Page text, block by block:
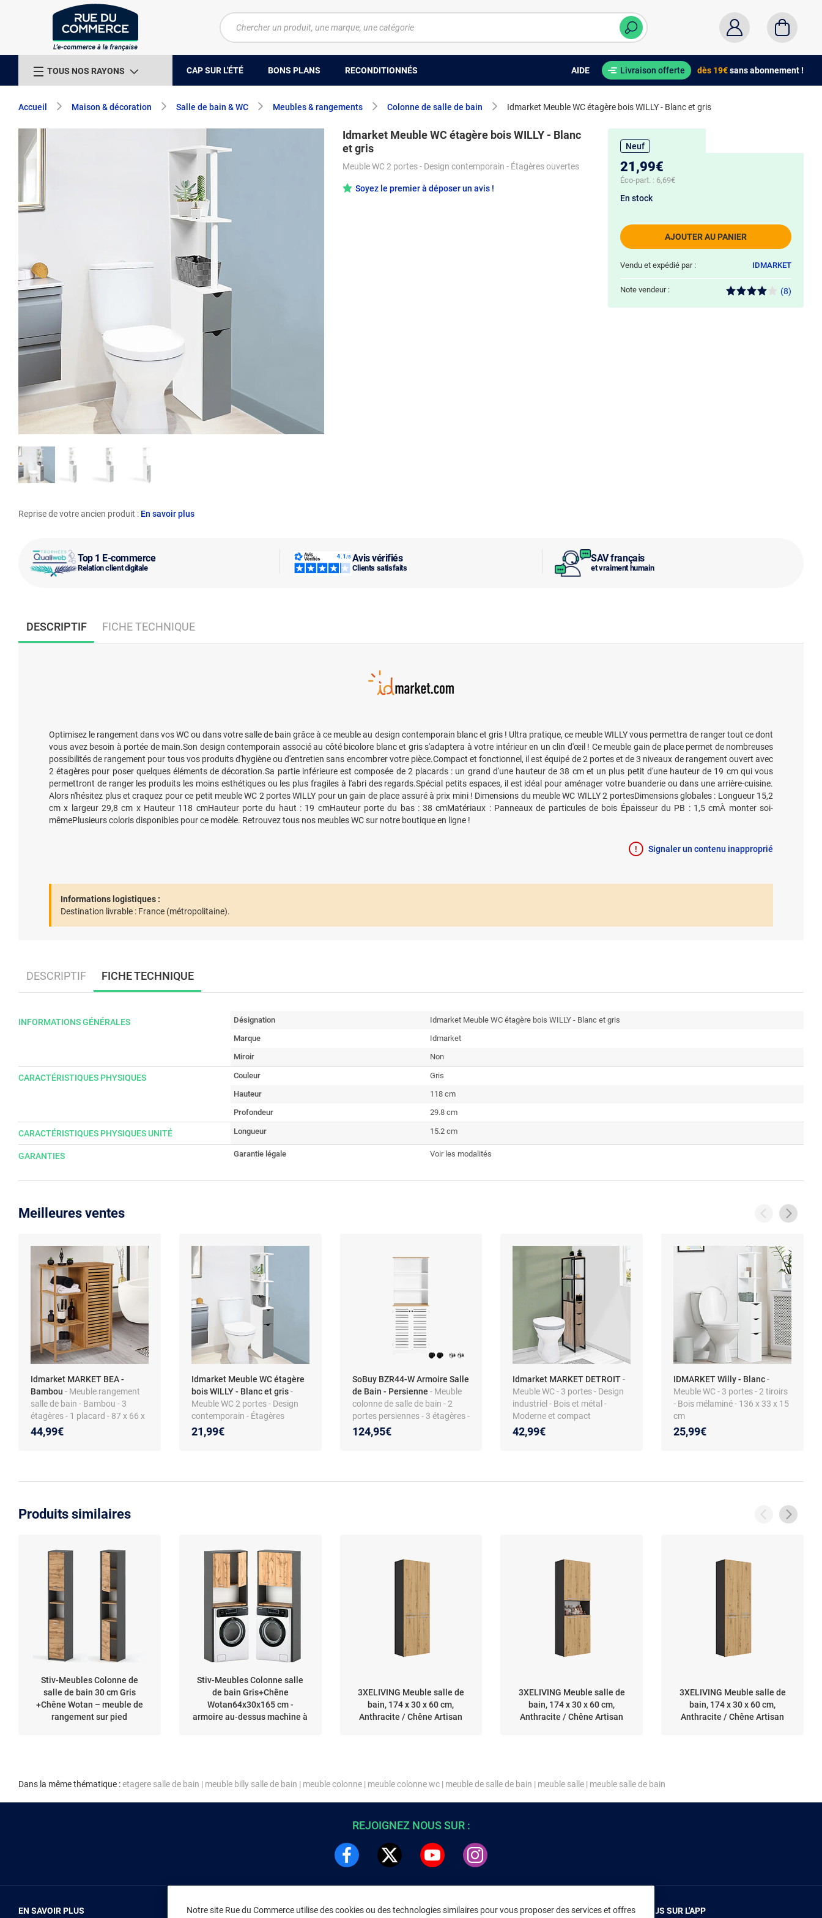
TOUS NOS RAYONS CAP SUR L'ÉTÉ BONS PLANS RECONDITIONNÉS AIDE Livraison offerte dès 19€sans abonnement !
Accueil Maison & décoration Salle de bain & WC Meubles & rangements Colonne de salle de bain Idmarket Meuble WC étagère bois WILLY - Blanc et gris
Top 1 E-commerce
Relation client digitale
Avis vérifiés
Clients satisfaits
SAV français
et vraiment humain
Reprise de votre ancien produit : En savoir plus
Idmarket Meuble WC étagère bois WILLY - Blanc
et gris
Meuble WC 2 portes - Design contemporain - Étagères ouvertes
Soyez le premier à déposer un avis !
Neuf
21,99€
Éco-part. : 6,69€
AJOUTER AU PANIER
En stock
Vendu et expédié par : IDMARKET
Note vendeur : (8)
DESCRIPTIF FICHE TECHNIQUE
Optimisez le rangement dans vos WC ou dans votre salle de bain grâce à ce meuble au design contemporain blanc et gris ! Ultra pratique, ce meuble WILLY vous permettra de ranger tout ce dont
vous avez besoin à portée de main.Son design contemporain associé au côté bicolore blanc et gris s'adaptera à votre intérieur en un clin d'œil ! Ce meuble gain de place permet de nombreuses
possibilités de rangement pour tous vos produits d'hygiène ou d'entretien sans encombrer votre pièce.Compact et fonctionnel, il est équipé de 2 portes et de 3 niveaux de rangement ouvert avec
2 étagères pour poser quelques éléments de décoration.Sa partie inférieure est composée de 2 placards : un grand d'une hauteur de 38 cm et un plus petit d'une hauteur de 19 cm qui vous
permettront de ranger les produits les moins esthétiques ou les plus fragiles à l'abri des regards.Spécial petits espaces, il est idéal pour aménager votre buanderie ou dans une arrière-cuisine.
Alors n'hésitez plus et craquez pour ce petit meuble WC 2 portes WILLY pour un gain de place assuré à prix mini ! Dimensions du meuble WC WILLY 2 portesDimensions globales : Longueur 15,2
cm x largeur 29,8 cm x Hauteur 118 cmHauteur porte du haut : 19 cmHauteur porte du bas : 38 cmMatériaux : Panneaux de particules de bois Épaisseur du PB : 1,5 cmÀ monter soi-
mêmePlusieurs coloris disponibles pour ce modèle. Retrouvez tous nos meubles WC sur notre boutique en ligne !
Signaler un contenu inapproprié
Informations logistiques :
Destination livrable : France (métropolitaine).
DESCRIPTIF FICHE TECHNIQUE
INFORMATIONS GÉNÉRALES Désignation
Idmarket Meuble WC étagère bois WILLY - Blanc et gris
Marque
Idmarket
Miroir
Non
CARACTÉRISTIQUES PHYSIQUES Couleur
Gris
Hauteur
118 cm
Profondeur
29.8 cm
CARACTÉRISTIQUES PHYSIQUES UNITÉ Longueur 15.2 cm
GARANTIES Garantie légale Voir les modalités
Meilleures ventes
Idmarket MARKET BEA -
Bambou - Meuble rangement
salle de bain - Bambou - 3
étagères - 1 placard - 87 x 66 x
33 cm
44,99€
Idmarket Meuble WC étagère
bois WILLY - Blanc et gris-
Meuble WC 2 portes - Design
contemporain - Étagères
ouvertes
21,99€
SoBuy BZR44-W Armoire Salle
de Bain - Persienne - Meuble
colonne de salle de bain - 2
portes persiennes - 3 étagères -
Série BZR40-44
124,95€
Idmarket MARKET DETROIT-
Meuble WC - 3 portes - Design
industriel - Bois et métal -
Moderne et compact
42,99€
IDMARKET Willy - Blanc-
Meuble WC - 3 portes - 2 tiroirs
- Bois mélaminé - 136 x 33 x 15
cm
25,99€
Produits similaires
Stiv-Meubles Colonne de
salle de bain 30 cm Gris
+Chêne Wotan – meuble de
rangement sur pied
Stiv-Meubles Colonne salle
de bain Gris+Chêne
Wotan64x30x165 cm -
armoire au-dessus machine à
3XELIVING Meuble salle de
bain, 174 x 30 x 60 cm,
Anthracite / Chêne Artisan
3XELIVING Meuble salle de
bain, 174 x 30 x 60 cm,
Anthracite / Chêne Artisan
3XELIVING Meuble salle de
bain, 174 x 30 x 60 cm,
Anthracite / Chêne Artisan
Dans la même thématique :etagere salle de bain | meuble billy salle de bain | meuble colonne | meuble colonne wc | meuble de salle de bain | meuble salle | meuble salle de bain
Notre site Rue du Commerce utilise des cookies ou des technologies similaires pour vous proposer des services et offres
REJOIGNEZ NOUS SUR :
EN SAVOIR PLUS
NOUS REJOINDRE
INFORMATIONS LÉGALES
RENDEZ-VOUS SUR L'APP